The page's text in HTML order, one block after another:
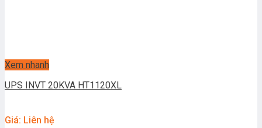
Xem nhanh
UPS INVT 20KVA HT1120XL
Giá: Liên hệ